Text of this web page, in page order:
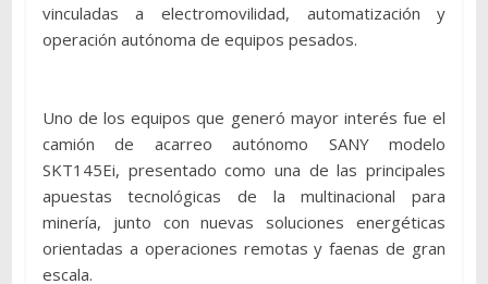
vinculadas a electromovilidad, automatización y
operación autónoma de equipos pesados.
Uno de los equipos que generó mayor interés fue el
camión de acarreo autónomo SANY modelo
SKT145Ei, presentado como una de las principales
apuestas tecnológicas de la multinacional para
minería, junto con nuevas soluciones energéticas
orientadas a operaciones remotas y faenas de gran
escala.